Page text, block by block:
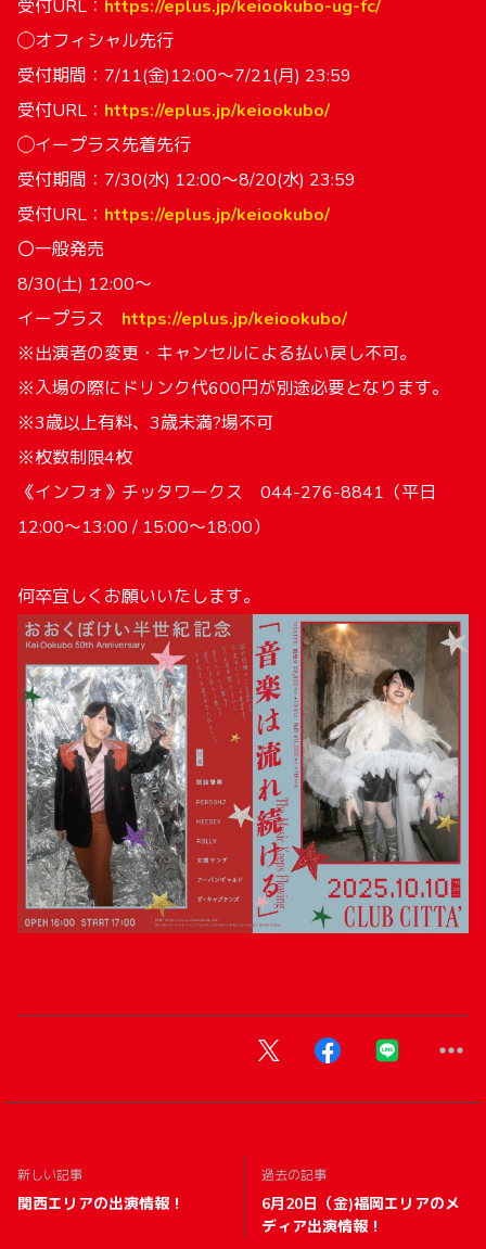
受付URL： https://eplus.jp/keiookubo-ug-fc/
◯オフィシャル先行
受付期間：7/11(金)12:00～7/21(月) 23:59
受付URL： https://eplus.jp/keiookubo/
◯イープラス先着先行
受付期間：7/30(水) 12:00～8/20(水) 23:59
受付URL： https://eplus.jp/keiookubo/
〇一般発売
8/30(土) 12:00～
イープラス https://eplus.jp/keiookubo/
※出演者の変更・キャンセルによる払い戻し不可。
※入場の際にドリンク代600円が別途必要となります。
※3歳以上有料、3歳未満?場不可
※枚数制限4枚
《インフォ》チッタワークス 044-276-8841（平日
12:00～13:00 / 15:00～18:00）
何卒宜しくお願いいたします。
新しい記事
関西エリアの出演情報！
過去の記事
6月20日（金)福岡エリアのメ
ディア出演情報！